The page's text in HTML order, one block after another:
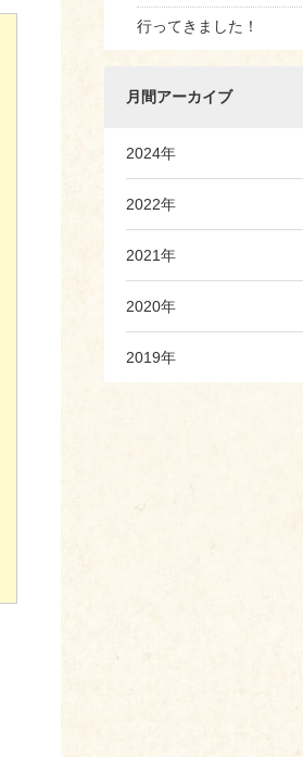
行ってきました！
月間アーカイブ
2024年
2022年
2021年
2020年
2019年